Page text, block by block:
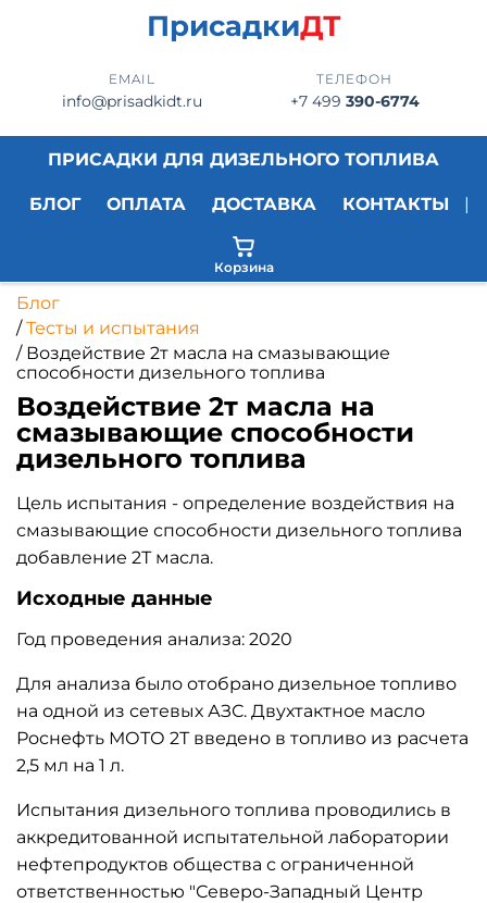
ПрисадкиДТ
EMAIL
info@prisadkidt.ru
ТЕЛЕФОН
+7 499 390-6774
ПРИСАДКИ ДЛЯ ДИЗЕЛЬНОГО ТОПЛИВА
БЛОГ ОПЛАТА ДОСТАВКА КОНТАКТЫ |
Корзина
Блог
/ Тесты и испытания
/ Воздействие 2т масла на смазывающие
способности дизельного топлива
Воздействие 2т масла на
смазывающие способности
дизельного топлива
Цель испытания - определение воздействия на
смазывающие способности дизельного топлива
добавление 2Т масла.
Исходные данные
Год проведения анализа: 2020
Для анализа было отобрано дизельное топливо
на одной из сетевых АЗС. Двухтактное масло
Роснефть МОТО 2Т введено в топливо из расчета
2,5 мл на 1 л.
Испытания дизельного топлива проводились в
аккредитованной испытательной лаборатории
нефтепродуктов общества с ограниченной
ответственностью "Северо-Западный Центр